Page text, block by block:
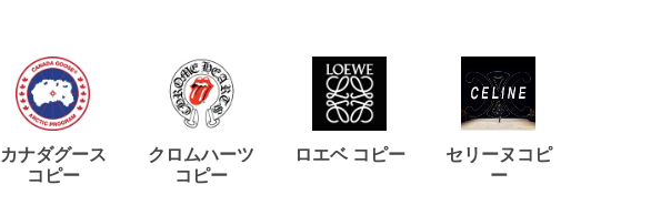
カナダグース
コピー
クロムハーツ
コピー
ロエベ コピー
セリーヌコピ
ー